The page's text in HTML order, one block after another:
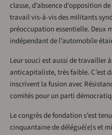
classe, d’absence d’opposition
travail vis-à-vis des militants
préoccupation essentielle. Deux
indépendant de l’automobile
Leur souci est aussi de travailler
anticapitaliste, très faible. C’est
inscrivent la fusion avec
comités pour un parti
Le congrès de fondation s’est
cinquantaine de délégué(e)s et